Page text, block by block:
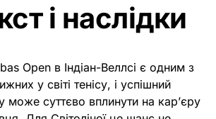
і наслідки
Open в Індіан-Веллсі є одним з
у світі тенісу, і успішний
може суттєво вплинути на кар’єру